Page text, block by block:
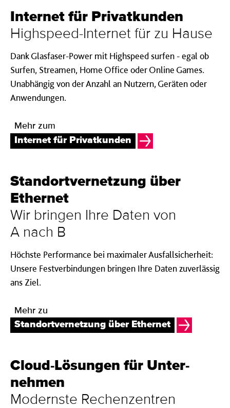
Internet für Privat­kunden
Highspeed-Internet für zu Hause
Dank Glasfaser-Power mit Highspeed surfen - egal ob
Surfen, Streamen, Home Office oder Online Games.
Unabhängig von der Anzahl an Nutzern, Geräten oder
Anwendungen.
Mehr zum
Internet für Privatkunden
Standort­vernetz­ung über
Ether­net
Wir bringen Ihre Daten von
A nach B
Höchste Performance bei maximaler Ausfallsicherheit:
Unsere Festverbindungen bringen Ihre Daten zuverlässig
ans Ziel.
Mehr zu
Standortvernetzung über Ethernet
Cloud-Lösung­en für Unter­
nehmen
Modernste Rechenzentren